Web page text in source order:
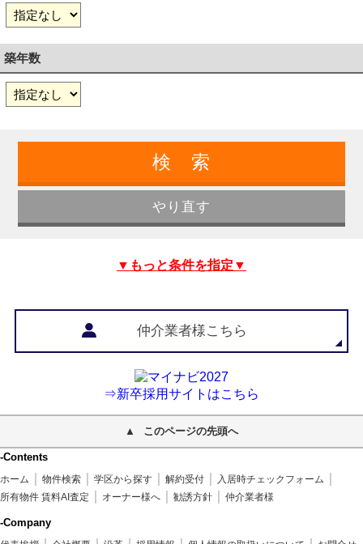
築年数
▼もっと条件を指定▼
仲介業者様こちら
⇒新卒採用サイトはこちら
このページの先頭へ
-Contents
ホーム 物件検索 学区から探す 解約受付
入居時チェックフォーム
所有物件 賃料AI査定
オーナー様へ 勧誘方針 仲介業者様
-Company